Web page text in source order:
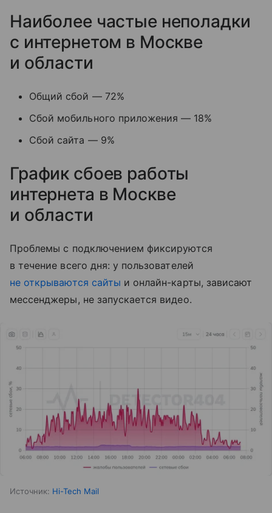
Наиболее частые неполадки
с интернетом в Москве
и области
Общий сбой — 72%
Сбой мобильного приложения — 18%
Сбой сайта — 9%
График сбоев работы
интернета в Москве
и области
Проблемы с подключением фиксируются
в течение всего дня: у пользователей
не открываются сайты и онлайн-карты, зависают
мессенджеры, не запускается видео.
Источник: Hi-Tech Mail